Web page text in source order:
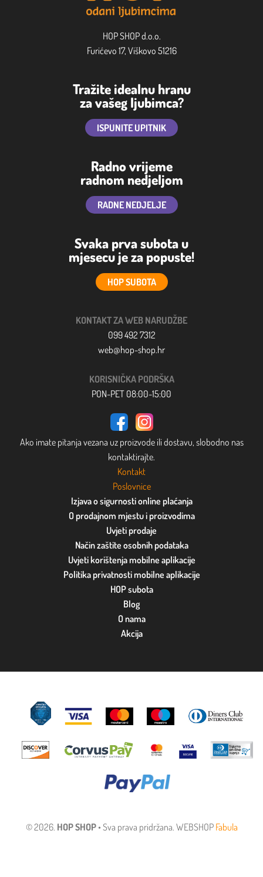
HOP SHOP d.o.o.
Furićevo 17, Viškovo 51216
Tražite idealnu hranu
za vašeg ljubimca?
ISPUNITE UPITNIK
Radno vrijeme
radnom nedjeljom
RADNE NEDJELJE
Svaka prva subota u
mjesecu je za popuste!
HOP SUBOTA
KONTAKT ZA WEB NARUDŽBE
099 492 7312
web@hop-shop.hr
KORISNIČKA PODRŠKA
PON-PET 08:00-15:00
Ako imate pitanja vezana uz proizvode ili dostavu, slobodno nas
kontaktirajte.
Kontakt
Poslovnice
Izjava o sigurnosti online plaćanja
O prodajnom mjestu i proizvodima
Uvjeti prodaje
Način zaštite osobnih podataka
Uvjeti korištenja mobilne aplikacije
Politika privatnosti mobilne aplikacije
HOP subota
Blog
O nama
Akcija
© 2026. HOP SHOP• Sva prava pridržana. WEBSHOP Fabula